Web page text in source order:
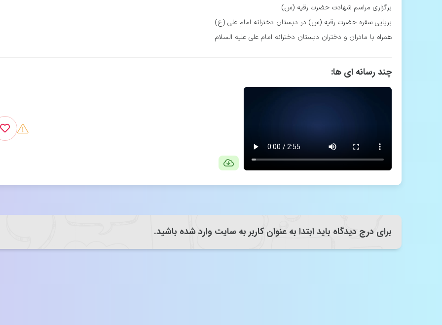
برگزاری مراسم شهادت حضرت رقیه (س)
برپایی سفره حضرت رقیه (س) در دبستان دخترانه امام علی (ع)
همراه با مادران و دختران دبستان دخترانه امام علی علیه السلام
چند رسانه ای ها:
برای درج دیدگاه باید ابتدا به عنوان کاربر به سایت وارد شده باشید.